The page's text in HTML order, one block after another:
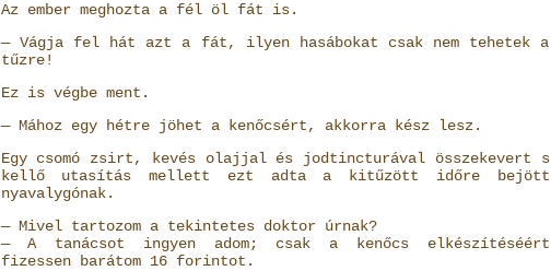
Az ember meghozta a fél öl fát is.
— Vágja fel hát azt a fát, ilyen hasábokat csak nem tehetek a
tűzre!
Ez is végbe ment.
— Mához egy hétre jöhet a kenőcsért, akkorra kész lesz.
Egy csomó zsirt, kevés olajjal és jodtincturával összekevert s
kellő utasítás mellett ezt adta a kitűzött időre bejött
nyavalygónak.
— Mivel tartozom a tekintetes doktor úrnak?
— A tanácsot ingyen adom; csak a kenőcs elkészítéséért
fizessen barátom 16 forintot.